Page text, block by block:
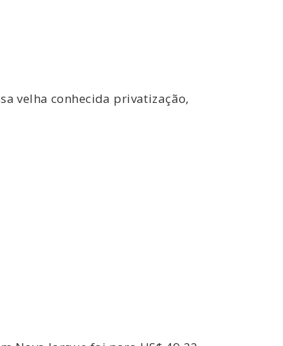
velha conhecida privatização,